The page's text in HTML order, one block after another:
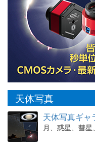
天体写真
天体写真ギャ
月、惑星、彗